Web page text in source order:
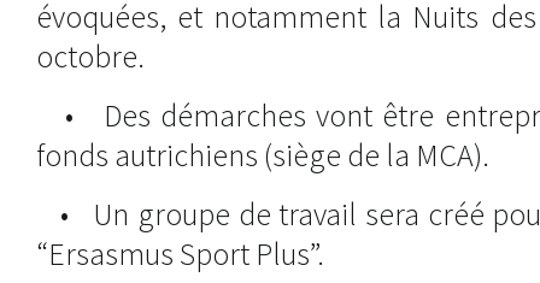
évoquées, et notamment la Nuits
octobre.
• Des démarches vont être
fonds autrichiens (siège de la MCA).
• Un groupe de travail sera créé
“Ersasmus Sport Plus”.